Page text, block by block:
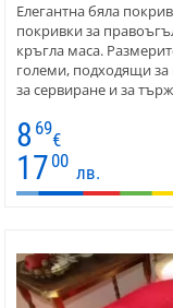
Елегантна бяла
покривки за
кръгла маса.
големи, подходящи за
за сервиране и за
8 69
€
17 00
лв.